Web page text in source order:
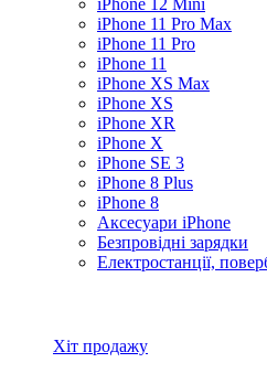
iPhone 12 Mini
iPhone 11 Pro Max
iPhone 11 Pro
iPhone 11
iPhone XS Max
iPhone XS
iPhone XR
iPhone X
iPhone SE 3
iPhone 8 Plus
iPhone 8
Аксесуари iPhone
Безпровідні зарядки
Електростанції,
Хіт продажу